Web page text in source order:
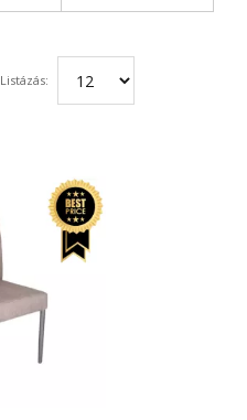
Listázás: